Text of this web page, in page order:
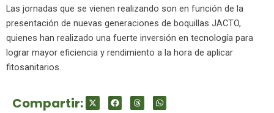
Las jornadas que se vienen realizando son en función de la
presentación de nuevas generaciones de boquillas JACTO,
quienes han realizado una fuerte inversión en tecnología para
lograr mayor eficiencia y rendimiento a la hora de aplicar
fitosanitarios.
Compartir: